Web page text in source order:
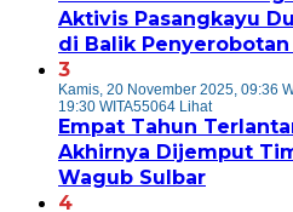
Aktivis Pasangkayu
di Balik
3
Kamis, 20 November 2025, 09:36
19:30 WITA55064 Lihat
Empat Tahun
Akhirnya Dijemput
Wagub Sulbar
4